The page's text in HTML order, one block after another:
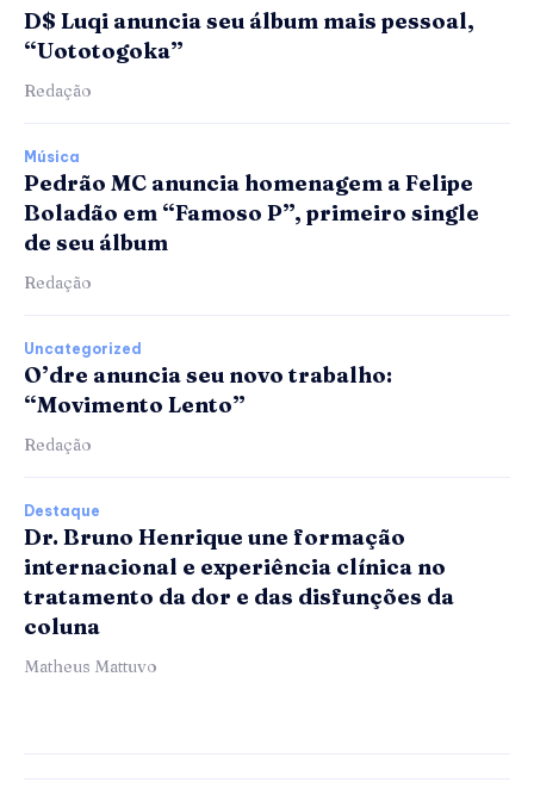
D$ Luqi anuncia seu álbum mais pessoal,
“Uototogoka”
Redação
Música
Pedrão MC anuncia homenagem a Felipe
Boladão em “Famoso P”, primeiro single
de seu álbum
Redação
Uncategorized
O’dre anuncia seu novo trabalho:
“Movimento Lento”
Redação
Destaque
Dr. Bruno Henrique une formação
internacional e experiência clínica no
tratamento da dor e das disfunções da
coluna
Matheus Mattuvo